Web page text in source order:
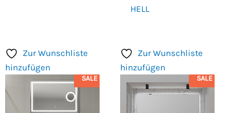
HELL
Zur Wunschliste
hinzufügen
SALE
Zur Wunschliste
hinzufügen
SALE